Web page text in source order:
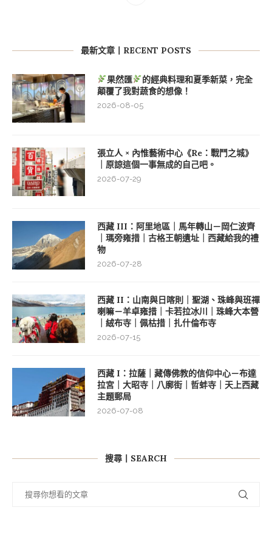
最新文章丨RECENT POSTS
果然匯
的經典料理和夏季新菜，完全
顛覆了我對蔬食的想像！
2026-08-05
張立人 × 內惟藝術中心《Re：戰鬥之城》
｜原諒這個一事無成的自己吧。
2026-07-29
西藏 III：阿里地區｜馬年轉山－岡仁波齊
｜瑪旁雍措｜古格王朝遺址｜西藏給我的禮
物
2026-07-28
西藏 II：山南與日喀則｜聖湖、珠峰與班禪
喇嘛－羊卓雍措｜卡若拉冰川｜珠峰大本營
｜絨布寺｜佩枯措｜扎什倫布寺
2026-07-15
西藏 I：拉薩｜藏傳佛教的信仰中心－布達
拉宮｜大昭寺｜八廓街｜哲蚌寺｜天上西藏
主題郵局
2026-07-08
搜尋丨SEARCH